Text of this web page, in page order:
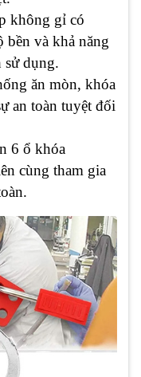
không gỉ có
và khả năng
sử dụng.
ăn mòn, khóa
an toàn tuyệt đối
6 ổ khóa
cùng tham gia